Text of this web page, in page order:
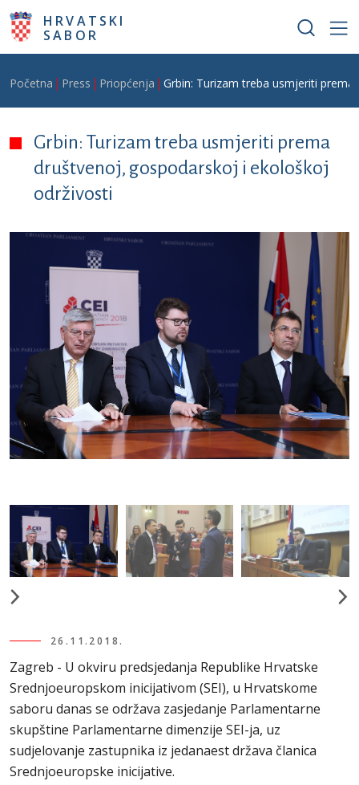
Skoči na glavni sadržaj
HRVATSKI
SABOR
Breadcrumb
Početna Press Priopćenja Grbin: Turizam treba usmjeriti
Grbin: Turizam treba usmjeriti prema
društvenoj, gospodarskoj i ekološkoj
održivosti
26.11.2018.
Zagreb - U okviru predsjedanja Republike Hrvatske
Srednjoeuropskom inicijativom (SEI), u Hrvatskome
saboru danas se održava zasjedanje Parlamentarne
skupštine Parlamentarne dimenzije SEI-ja, uz
sudjelovanje zastupnika iz jedanaest država članica
Srednjoeuropske inicijative.